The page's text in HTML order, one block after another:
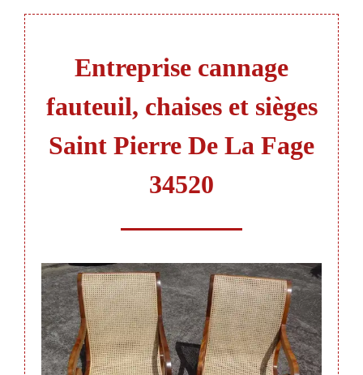
Entreprise cannage
fauteuil, chaises et sièges
Saint Pierre De La Fage
34520